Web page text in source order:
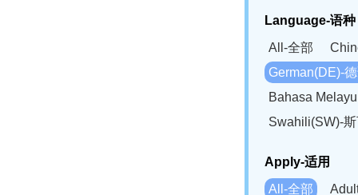
Language-语种
All-全部
German(DE)-
Bahasa
Swahili(SW)-
Apply-适用
All-全部